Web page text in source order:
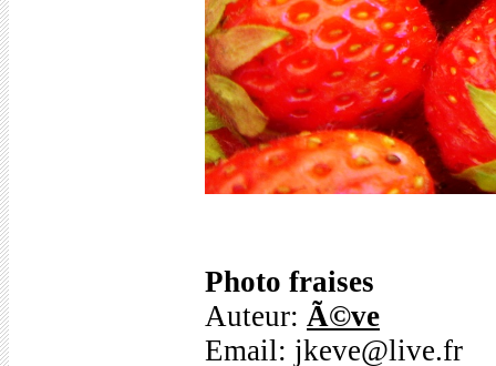
Photo fraises
Auteur: Ã©ve
Email: jkeve@live.fr